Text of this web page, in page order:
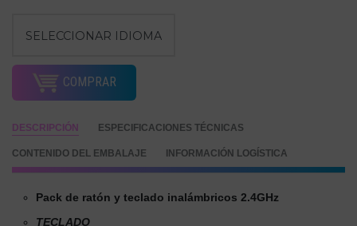
COMPRAR
DESCRIPCIÓN ESPECIFICACIONES TÉCNICAS
CONTENIDO DEL EMBALAJE INFORMACIÓN LOGÍSTICA
Pack de ratón y teclado inalámbricos 2.4GHz
TECLADO